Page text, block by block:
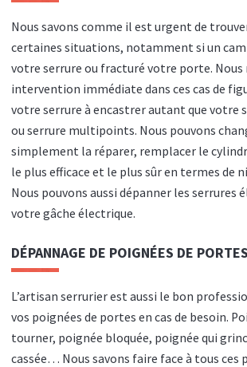
Nous savons comme il est urgent de
certaines situations, notamment si un
votre serrure ou fracturé votre porte. Nous
intervention immédiate dans ces cas de
votre serrure à encastrer autant que votre
ou serrure multipoints. Nous pouvons
simplement la réparer, remplacer le
le plus efficace et le plus sûr en termes de
Nous pouvons aussi dépanner les serrures
votre gâche électrique.
DÉPANNAGE DE POIGNÉES DE
L’artisan serrurier est aussi le bon
vos poignées de portes en cas de besoin.
tourner, poignée bloquée, poignée qui
cassée… Nous savons faire face à tous ces